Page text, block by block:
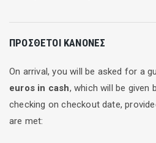
ΠΡΌΣΘΕΤΟΙ ΚΑΝΌΝΕΣ
On arrival, you will be asked for a
euros in cash, which will be given
checking on checkout date,
are met: